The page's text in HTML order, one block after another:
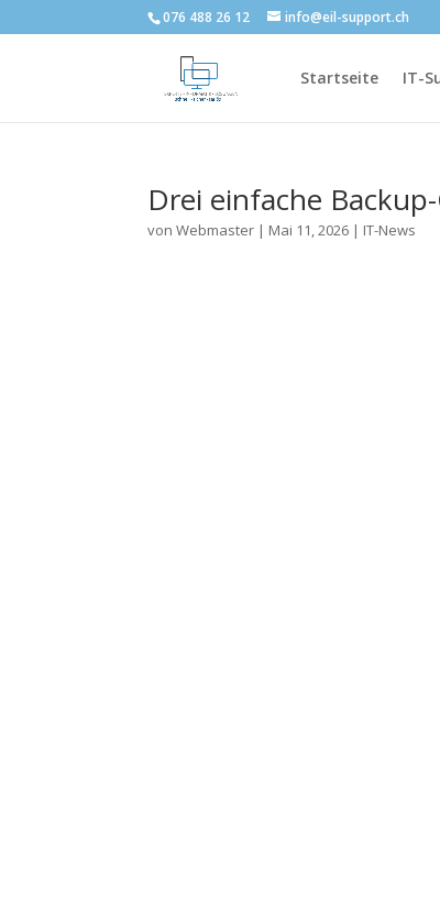
076 488 26 12 info@eil-support.ch
Startseite IT-
Drei einfache
vonWebmaster | Mai 11, 2026 | IT-News